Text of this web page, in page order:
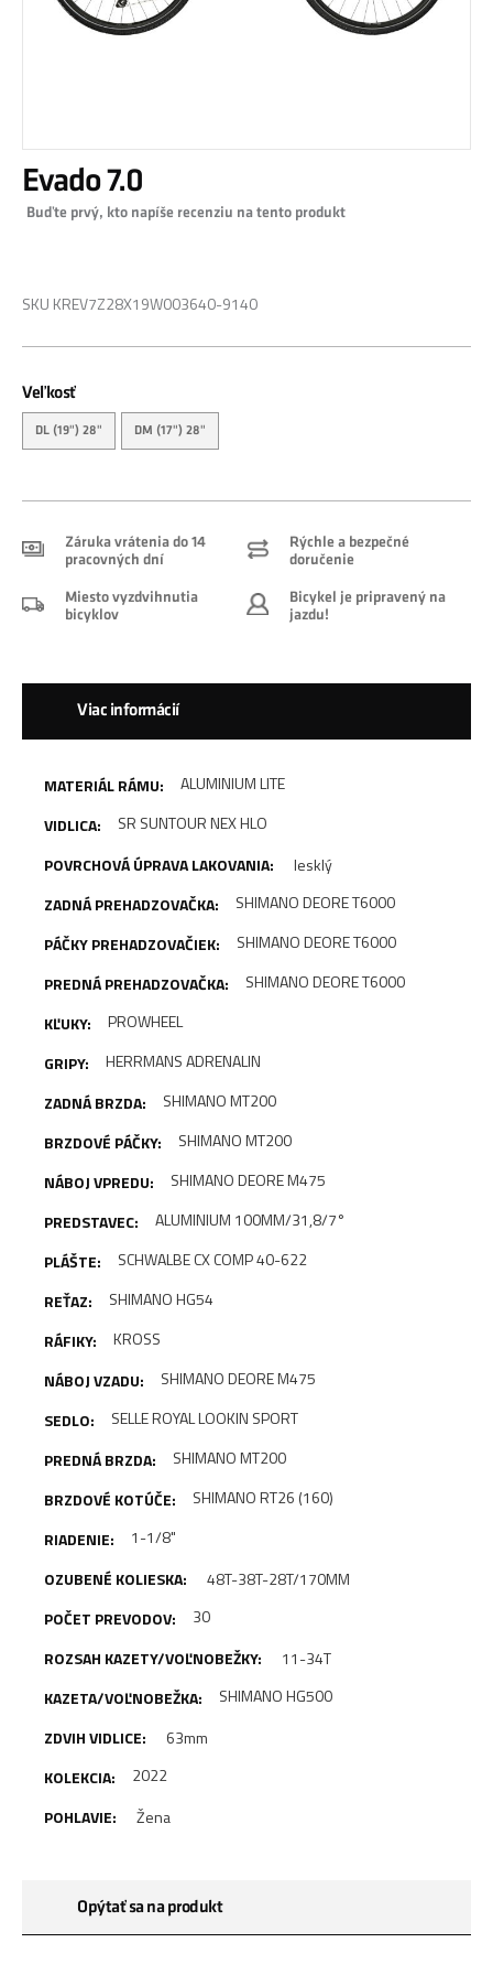
na
začiatok
Evado 7.0
Buďte prvý, kto napíše recenziu na tento produkt
SKU KREV7Z28X19W003640-9140
Veľkosť
DL (19") 28" DM (17") 28"
Záruka vrátenia do 14
pracovných dní
Rýchle a bezpečné
doručenie
Miesto vyzdvihnutia
bicyklov
Bicykel je pripravený na
jazdu!
Viac informácií
ALUMINIUM LITE
SR SUNTOUR NEX HLO
lesklý
SHIMANO DEORE T6000
SHIMANO DEORE T6000
SHIMANO DEORE T6000
PROWHEEL
HERRMANS ADRENALIN
SHIMANO MT200
SHIMANO MT200
SHIMANO DEORE M475
ALUMINIUM 100MM/31,8/7°
SCHWALBE CX COMP 40-622
SHIMANO HG54
KROSS
SHIMANO DEORE M475
SELLE ROYAL LOOKIN SPORT
SHIMANO MT200
SHIMANO RT26 (160)
1-1/8"
48T-38T-28T/170MM
30
11-34T
SHIMANO HG500
63mm
2022
Žena
Opýtať sa na produkt